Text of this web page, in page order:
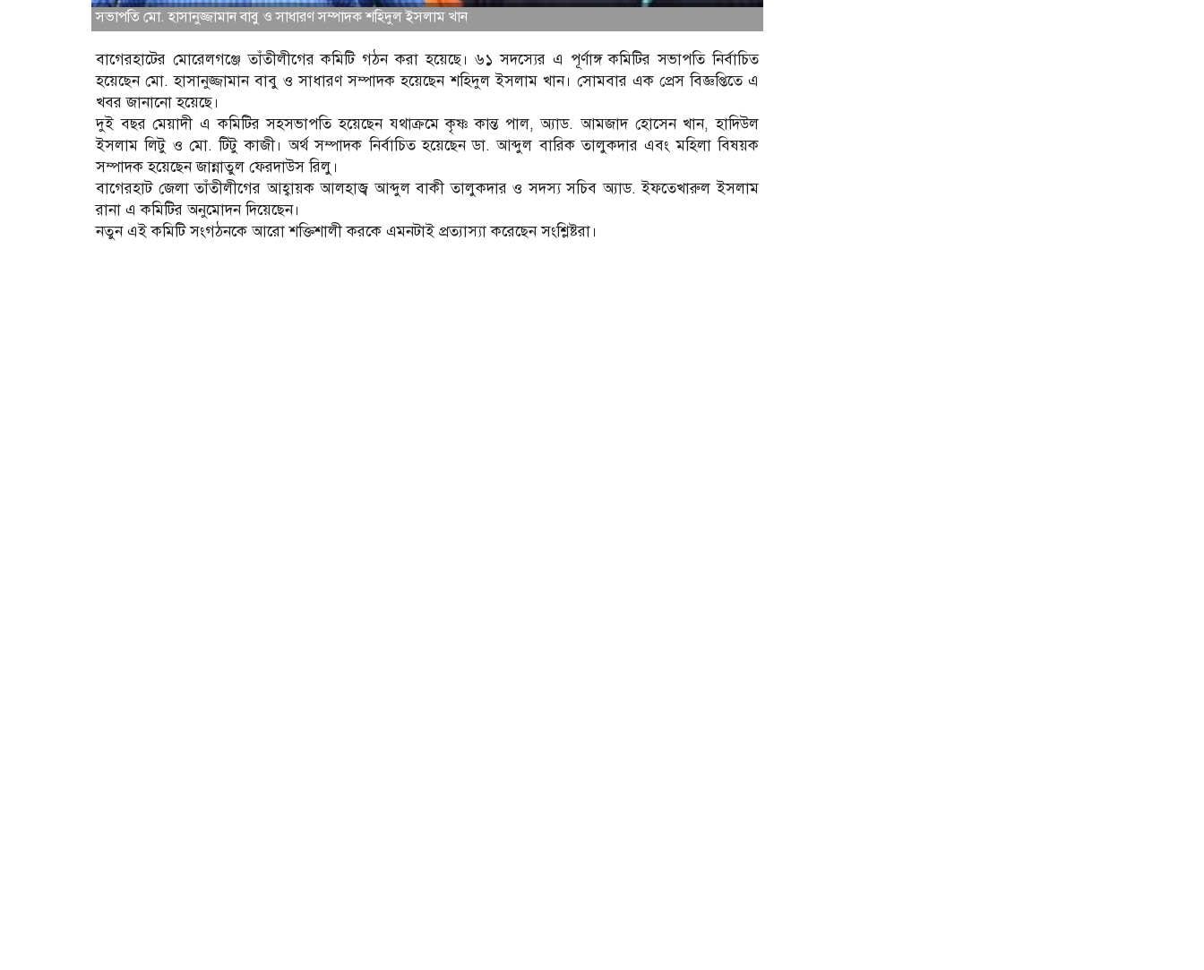
সভাপতি মো. হাসানুজ্জামান বাবু ও সাধারণ সম্পাদক শহিদুল ইসলাম খান
বাগেরহাটের মোরেলগঞ্জে তাঁতীলীগের কমিটি গঠন করা হয়েছে। ৬১ সদস্যের এ পূর্ণাঙ্গ কমিটির সভাপতি নির্বাচিত
হয়েছেন মো. হাসানুজ্জামান বাবু ও সাধারণ সম্পাদক হয়েছেন শহিদুল ইসলাম খান। সোমবার এক প্রেস বিজ্ঞপ্তিতে এ
খবর জানানো হয়েছে।
দুই বছর মেয়াদী এ কমিটির সহসভাপতি হয়েছেন যথাক্রমে কৃষ্ণ কান্ত পাল, অ্যাড. আমজাদ হোসেন খান, হাদিউল
ইসলাম লিটু ও মো. টিটু কাজী। অর্থ সম্পাদক নির্বাচিত হয়েছেন ডা. আব্দুল বারিক তালুকদার এবং মহিলা বিষয়ক
সম্পাদক হয়েছেন জান্নাতুল ফেরদাউস রিলু।
বাগেরহাট জেলা তাঁতীলীগের আহ্বায়ক আলহাজ্ব আব্দুল বাকী তালুকদার ও সদস্য সচিব অ্যাড. ইফতেখারুল ইসলাম
রানা এ কমিটির অনুমোদন দিয়েছেন।
নতুন এই কমিটি সংগঠনকে আরো শক্তিশালী করকে এমনটাই প্রত্যাস্যা করেছেন সংশ্লিষ্টরা।